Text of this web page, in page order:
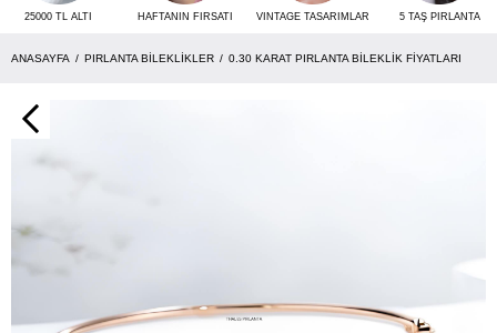
25000 TL ALTI HAFTANIN FIRSATI VINTAGE TASARIMLAR 5 TAŞ PIRLANTA
ANASAYFA PIRLANTA BILEKLIKLER 0.30 KARAT PIRLANTA BILEKLIK FIYATLARI